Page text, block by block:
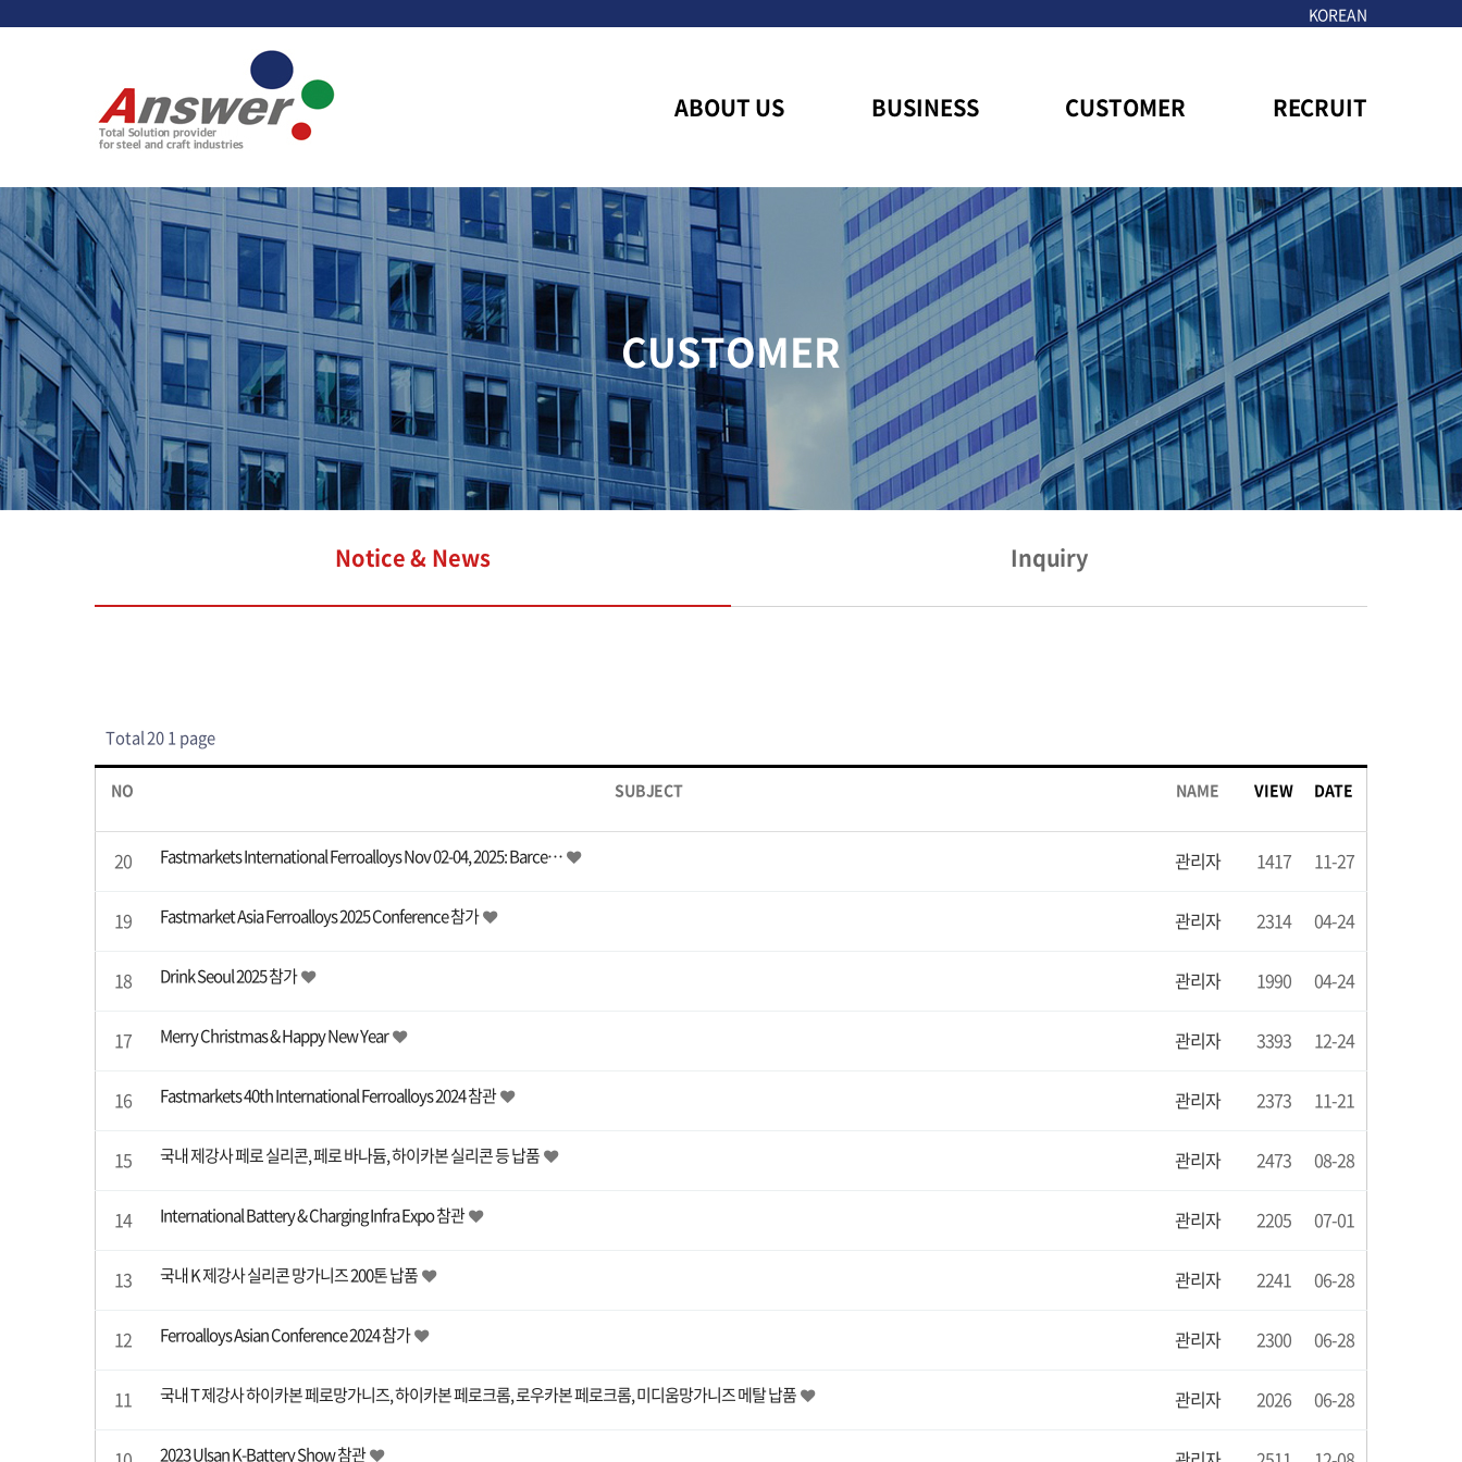
KOREAN
ABOUT US BUSINESS CUSTOMER RECRUIT
CUSTOMER
Notice & News Inquiry
Total 201 page
NO SUBJECT NAME VIEW DATE
20 Fastmarkets International Ferroalloys Nov 02-04, 2025: Barce… 관리자 1417 11-27
19 Fastmarket Asia Ferroalloys 2025 Conference 참가 관리자 2314 04-24
18 Drink Seoul 2025 참가 관리자 1990 04-24
17 Merry Christmas & Happy New Year 관리자 3393 12-24
16 Fastmarkets 40th International Ferroalloys 2024 참관 관리자 2373 11-21
15 국내 제강사 페로 실리콘, 페로 바나듐, 하이카본 실리콘 등 납품 관리자 2473 08-28
14 International Battery & Charging Infra Expo 참관 관리자 2205 07-01
13 국내 K 제강사 실리콘 망가니즈 200톤 납품 관리자 2241 06-28
12 Ferroalloys Asian Conference 2024 참가 관리자 2300 06-28
11 국내 T 제강사 하이카본 페로망가니즈, 하이카본 페로크롬, 로우카본 페로크롬, 미디움망가니즈 메탈 납품 관리자 2026 06-28
2023 Ulsan K-Battery Show 참관